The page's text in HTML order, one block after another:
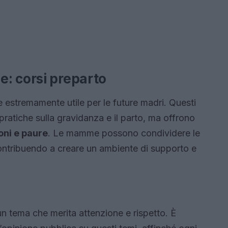
corsi preparto
utile per le future madri. Questi
sulla gravidanza e il parto, ma offrono
e paure. Le mamme possono condividere le
a creare un ambiente di supporto e
tema che merita attenzione e rispetto. È